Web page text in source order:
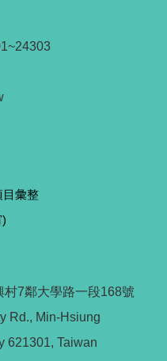
目彙整
7鄰大學路一段168號
Rd., Min-Hsiung
621301, Taiwan